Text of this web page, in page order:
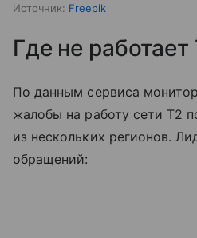
Источник: Freepik
Где не работает
По данным сервиса
жалобы на работу сети T2
из нескольких регионов.
обращений: